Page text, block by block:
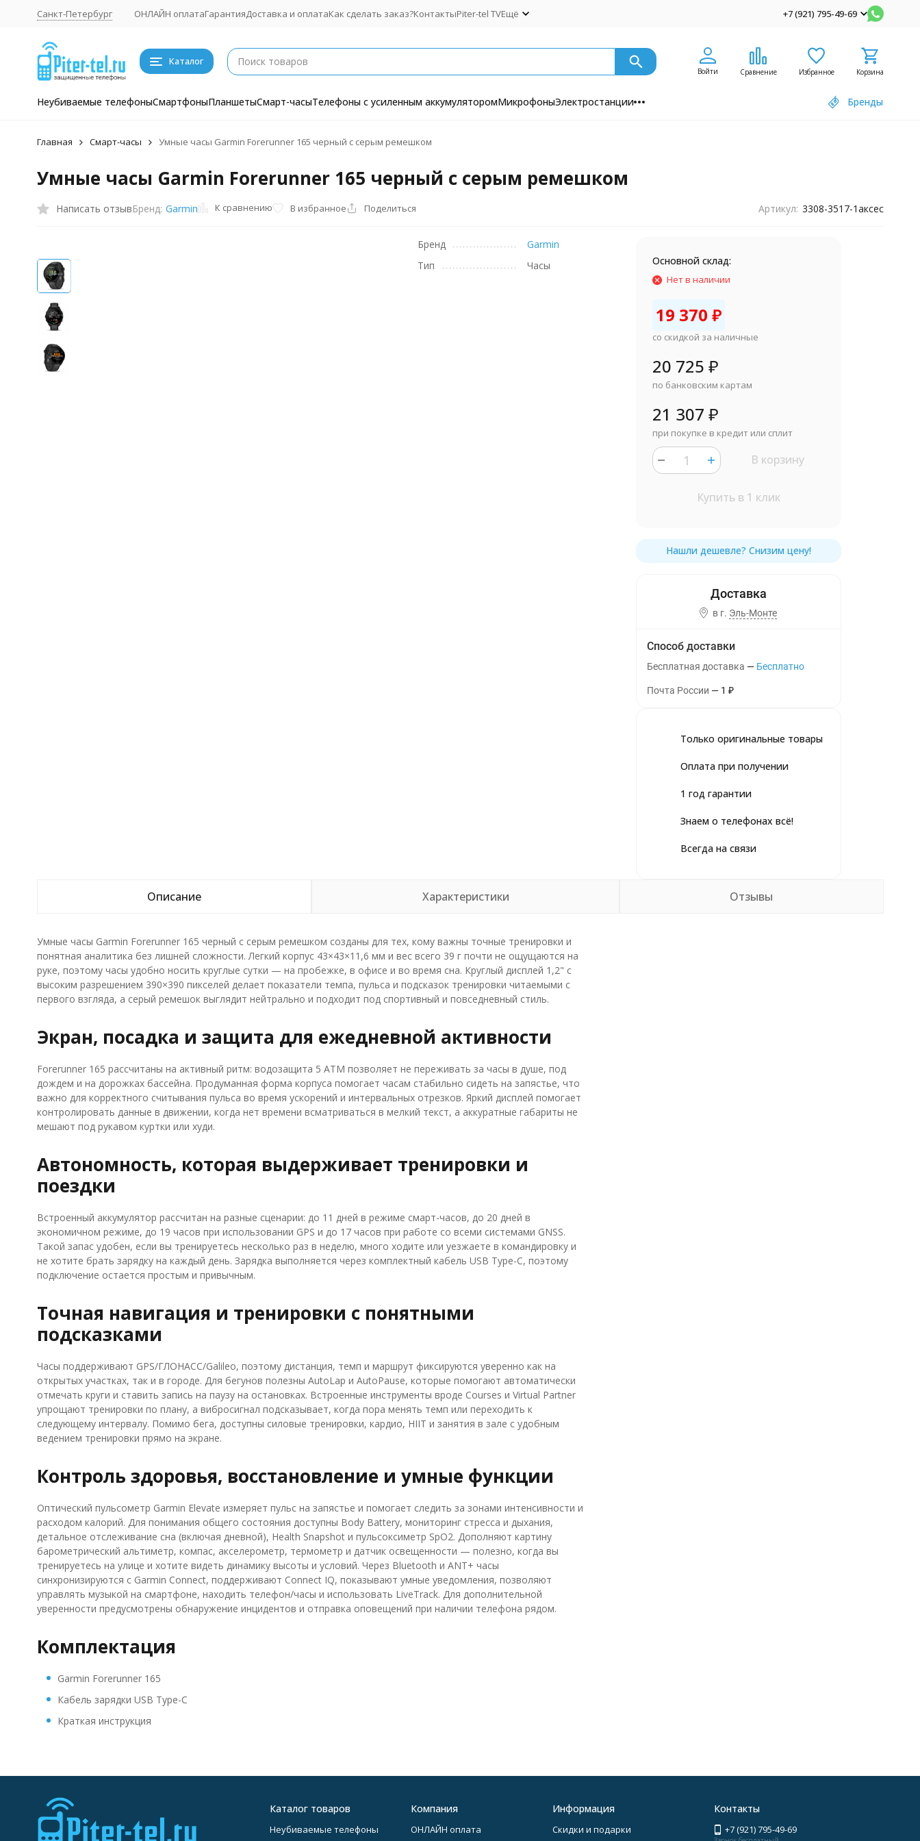
Санкт-Петербург ОНЛАЙН оплатаГарантияДоставка и оплатаКак сделать заказ?КонтактыPiter-tel TVЕщё +7 (921) 795-49-69
Каталог
Войти Сравнение Избранное Корзина
Неубиваемые телефоныСмартфоныПланшетыСмарт-часыТелефоны с усиленным аккумуляторомМикрофоныЭлектростанции Бренды
Главная Смарт-часы Умные часы Garmin Forerunner 165 черный с серым ремешком
Умные часы Garmin Forerunner 165 черный с серым ремешком
Написать отзывБренд: Garmin К сравнению В избранное Поделиться Артикул: 3308-3517-1аксес
Бренд
Garmin
Тип
Часы Основной склад:
Нет в наличии
19 370 ₽
со скидкой за наличные
20 725 ₽
по банковским картам
21 307 ₽
при покупке в кредит или сплит
В корзину
Купить в 1 клик
в г. Эль-Монте
Способ доставки
Бесплатная доставка Бесплатно
Почта России 1 ₽
Только оригинальные товары
Оплата при получении
1 год гарантии
Знаем о телефонах всё!
Всегда на связи
Описание Характеристики Отзывы
Умные часы Garmin Forerunner 165 черный с серым ремешком созданы для тех, кому важны точные тренировки и
понятная аналитика без лишней сложности. Легкий корпус 43×43×11,6 мм и вес всего 39 г почти не ощущаются на
руке, поэтому часы удобно носить круглые сутки — на пробежке, в офисе и во время сна. Круглый дисплей 1,2" с
высоким разрешением 390×390 пикселей делает показатели темпа, пульса и подсказок тренировки читаемыми с
первого взгляда, а серый ремешок выглядит нейтрально и подходит под спортивный и повседневный стиль.
Экран, посадка и защита для ежедневной активности
Forerunner 165 рассчитаны на активный ритм: водозащита 5 ATM позволяет не переживать за часы в душе, под
дождем и на дорожках бассейна. Продуманная форма корпуса помогает часам стабильно сидеть на запястье, что
важно для корректного считывания пульса во время ускорений и интервальных отрезков. Яркий дисплей помогает
контролировать данные в движении, когда нет времени всматриваться в мелкий текст, а аккуратные габариты не
мешают под рукавом куртки или худи.
Автономность, которая выдерживает тренировки и
поездки
Встроенный аккумулятор рассчитан на разные сценарии: до 11 дней в режиме смарт-часов, до 20 дней в
экономичном режиме, до 19 часов при использовании GPS и до 17 часов при работе со всеми системами GNSS.
Такой запас удобен, если вы тренируетесь несколько раз в неделю, много ходите или уезжаете в командировку и
не хотите брать зарядку на каждый день. Зарядка выполняется через комплектный кабель USB Type-C, поэтому
подключение остается простым и привычным.
Точная навигация и тренировки с понятными
подсказками
Часы поддерживают GPS/ГЛОНАСС/Galileo, поэтому дистанция, темп и маршрут фиксируются уверенно как на
открытых участках, так и в городе. Для бегунов полезны AutoLap и AutoPause, которые помогают автоматически
отмечать круги и ставить запись на паузу на остановках. Встроенные инструменты вроде Courses и Virtual Partner
упрощают тренировки по плану, а вибросигнал подсказывает, когда пора менять темп или переходить к
следующему интервалу. Помимо бега, доступны силовые тренировки, кардио, HIIT и занятия в зале с удобным
ведением тренировки прямо на экране.
Контроль здоровья, восстановление и умные функции
Оптический пульсометр Garmin Elevate измеряет пульс на запястье и помогает следить за зонами интенсивности и
расходом калорий. Для понимания общего состояния доступны Body Battery, мониторинг стресса и дыхания,
детальное отслеживание сна (включая дневной), Health Snapshot и пульсоксиметр SpO2. Дополняют картину
барометрический альтиметр, компас, акселерометр, термометр и датчик освещенности — полезно, когда вы
тренируетесь на улице и хотите видеть динамику высоты и условий. Через Bluetooth и ANT+ часы
синхронизируются с Garmin Connect, поддерживают Connect IQ, показывают умные уведомления, позволяют
управлять музыкой на смартфоне, находить телефон/часы и использовать LiveTrack. Для дополнительной
уверенности предусмотрены обнаружение инцидентов и отправка оповещений при наличии телефона рядом.
Комплектация
Garmin Forerunner 165
Кабель зарядки USB Type-C
Краткая инструкция
Каталог товаров
Неубиваемые телефоны
Компания
ОНЛАЙН оплата
Информация
Скидки и подарки
Контакты
+7 (921) 795-49-69